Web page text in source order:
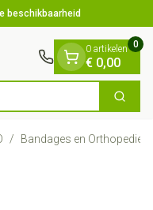
beschikbaarheid
Zoek
0 artikelen
€ 0,00
0
/ Bandages en Orthopedie